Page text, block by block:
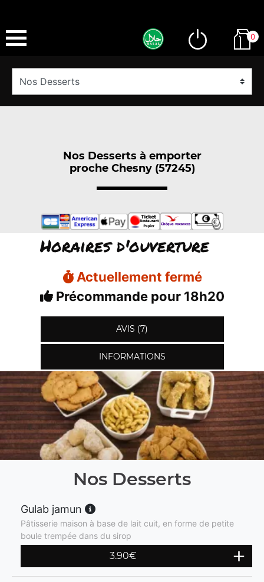
0
Nos Desserts à emporter
proche Chesny (57245)
Horaires d'ouverture
Actuellement fermé
Précommande pour 18h20
AVIS (7)
INFORMATIONS
Nos Desserts
Gulab jamun
Pâtisserie maison à base de lait cuit, en forme de petite
boule trempée dans du sirop
3.90€